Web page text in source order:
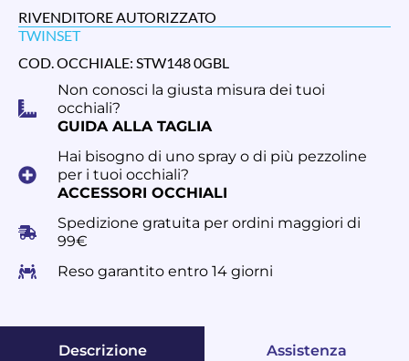
RIVENDITORE AUTORIZZATO
TWINSET
COD. OCCHIALE: STW148 0GBL
Non conosci la giusta misura dei tuoi
occhiali?
GUIDA ALLA TAGLIA
Hai bisogno di uno spray o di più pezzoline
per i tuoi occhiali?
ACCESSORI OCCHIALI
Spedizione gratuita per ordini maggiori di
99€
Reso garantito entro 14 giorni
Descrizione Assistenza